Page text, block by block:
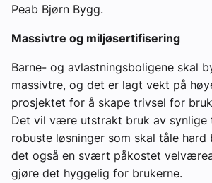
Peab Bjørn Bygg.
Massivtre og miljøsertifisering
Barne- og avlastningsboligene skal
massivtre, og det er lagt vekt på
prosjektet for å skape trivsel for
Det vil være utstrakt bruk av synlige
robuste løsninger som skal tåle
det også en svært påkostet
gjøre det hyggelig for brukerne.